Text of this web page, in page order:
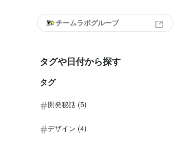
チームラボグループ
タグや日付から探す
タグ
開発秘話 (5)
デザイン (4)